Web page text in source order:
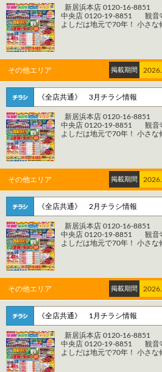
＊＊ 住所：香川県観音寺市
WEBからのご相談・お見積
yoshida.com/contact/ WEB
国中央市、観音寺市、三豊市
対応エリアとしています。
新居浜本店 0120-16-
中央店 0120-19-8851 観音
よしだは地元で70年！ 小さ
お電話でのお問い合わせはこ
ームよしだ】 ＊＊＊新居浜
西の土居町1-3-42 電話：
＊＊ 住所：愛媛県西条市大
0120-17-8851 ＊＊＊四国中
＊＊ 住所：香川県観音寺市
WEBからのご相談・お見積
yoshida.com/contact/ WEB
国中央市、観音寺市、三豊市
対応エリアとしています。
その他エリア 掲載期間
《全店共通》 3月チラシ情報
新居浜本店 0120-16-
中央店 0120-19-8851 観音
よしだは地元で70年！ 小さ
お電話でのお問い合わせはこ
ームよしだ】 ＊＊＊新居浜
西の土居町1-3-42 電話：
＊＊ 住所：愛媛県西条市大
0120-17-8851 ＊＊＊四国中
＊＊ 住所：香川県観音寺市
WEBからのご相談・お見積
yoshida.com/contact/ WEB
国中央市、観音寺市、三豊市
対応エリアとしています。
その他エリア 掲載期間
《全店共通》 2月チラシ情報
新居浜本店 0120-16-
中央店 0120-19-8851 観音
よしだは地元で70年！ 小さ
お電話でのお問い合わせはこ
ームよしだ】 ＊＊＊新居浜
西の土居町1-3-42 電話：
＊＊ 住所：愛媛県西条市大
0120-17-8851 ＊＊＊四国中
＊＊ 住所：香川県観音寺市
WEBからのご相談・お見積
yoshida.com/contact/ WEB
その他エリア 掲載期間
《全店共通》 1月チラシ情報
新居浜本店 0120-16-
中央店 0120-19-8851 観音
よしだは地元で70年！ 小さ